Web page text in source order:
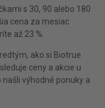
s 30, 90 alebo 180
cena za mesiac
až 23 %.
ako si Biotrue
ceny a akcie u
výhodné ponuky a